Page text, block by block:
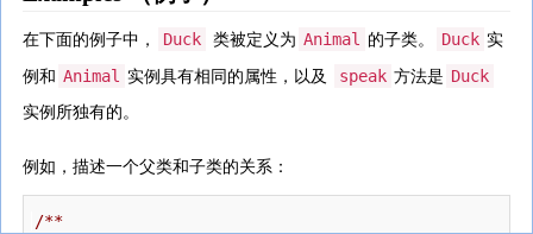
在下面的例子中， Duck 类被定义为 Animal 的子类。 Duck 实
例和 Animal 实例具有相同的属性，以及 speak 方法是 Duck
实例所独有的。
例如，描述一个父类和子类的关系：
/**